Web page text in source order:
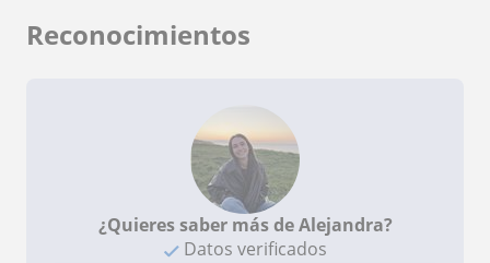
Reconocimientos
¿Quieres saber más de Alejandra?
Datos verificados